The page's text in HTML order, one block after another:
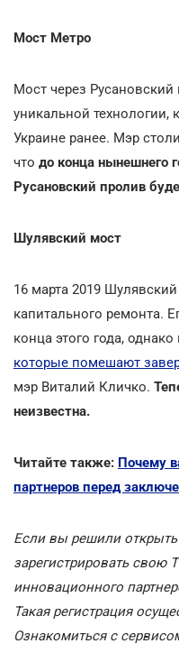
Мост Метро
Мост через
уникальной технологии,
Украине ранее. Мэр
что до конца нынешнего
Русановский пролив
Шулявский мост
16 марта 2019
капитального ремонта.
конца этого года,
которые помешают
мэр Виталий Кличко.
неизвестна.
Читайте также: Почему
партнеров перед
Если вы решили
зарегистрировать
инновационного
Такая регистрация
Ознакомиться с